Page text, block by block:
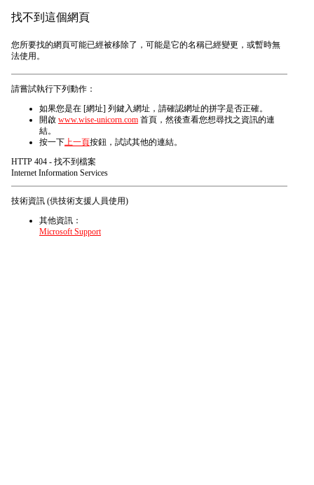
找不到這個網頁
您所要找的網頁可能已經被移除了，可能是它的名稱已經變更，或暫時無
法使用。
請嘗試執行下列動作：
如果您是在 [網址] 列鍵入網址，請確認網址的拼字是否正確。
開啟 www.wise-unicorn.com 首頁，然後查看您想尋找之資訊的連
結。
按一下上一頁按鈕，試試其他的連結。
HTTP 404 - 找不到檔案
Internet Information Services
技術資訊 (供技術支援人員使用)
其他資訊：
Microsoft Support